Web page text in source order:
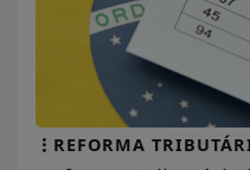
REFORMA